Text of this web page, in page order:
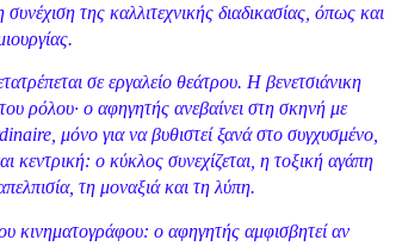
συνέχιση της καλλιτεχνικής διαδικασίας, όπως και
σε εργαλείο θεάτρου. Η βενετσιάνικη
ρόλου· ο αφηγητής ανεβαίνει στη σκηνή με
, μόνο για να βυθιστεί ξανά στο συγχυσμένο,
ο κύκλος συνεχίζεται, η τοξική αγάπη
τη μοναξιά και τη λύπη.
κινηματογράφου: ο αφηγητής αμφισβητεί αν